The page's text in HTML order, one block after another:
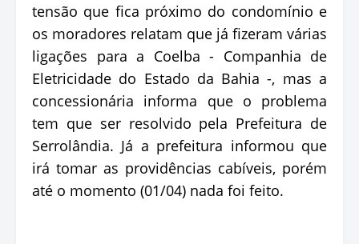
tensão que fica próximo do condomínio e
os moradores relatam que já fizeram várias
ligações para a Coelba - Companhia de
Eletricidade do Estado da Bahia -, mas a
concessionária informa que o problema
tem que ser resolvido pela Prefeitura de
Serrolândia. Já a prefeitura informou que
irá tomar as providências cabíveis, porém
até o momento (01/04) nada foi feito.